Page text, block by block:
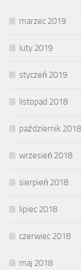
marzec 2019
luty 2019
styczeń 2019
listopad 2018
październik 2018
wrzesień 2018
sierpień 2018
lipiec 2018
czerwiec 2018
maj 2018